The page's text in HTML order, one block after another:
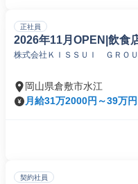
正社員
2026年11月OPEN|飲食
株式会社ＫＩＳＳＵＩ ＧＲＯＵ
岡山県倉敷市水江
月給31万2000円～39万円
契約社員